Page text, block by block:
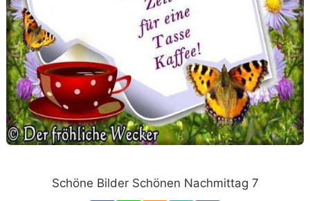
Schöne Bilder Schönen Nachmittag 7